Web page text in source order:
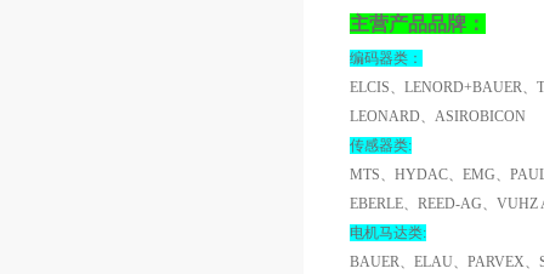
主营产品品牌：
编码器类：
ELCIS、LENORD+BAUER
LEONARD、ASIROBICON
传感器类:
MTS、HYDAC、EMG、
EBERLE、REED-AG、
电机马达类:
BAUER、ELAU、PARVEX